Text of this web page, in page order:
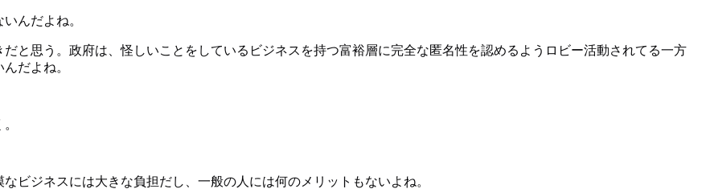
んだよね。
と思う。政府は、怪しいことをしているビジネスを持つ富裕層に完全な匿名性を認めるようロビー活動されてる一方
だよね。
ビジネスには大きな負担だし、一般の人には何のメリットもないよね。